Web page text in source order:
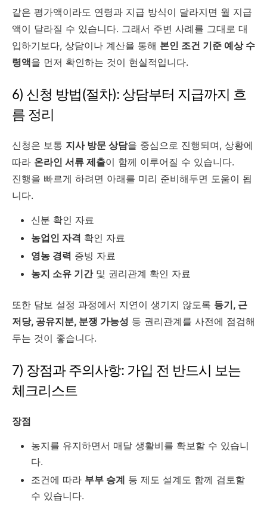
같은 평가액이라도 연령과 지급 방식이 달라지면 월 지급
액이 달라질 수 있습니다. 그래서 주변 사례를 그대로 대
입하기보다, 상담이나 계산을 통해 본인 조건 기준 예상 수
령액을 먼저 확인하는 것이 현실적입니다.
6) 신청 방법(절차): 상담부터 지급까지 흐
름 정리
신청은 보통 지사 방문 상담을 중심으로 진행되며, 상황에
따라 온라인 서류 제출이 함께 이루어질 수 있습니다.
진행을 빠르게 하려면 아래를 미리 준비해두면 도움이 됩
니다.
신분 확인 자료
농업인 자격 확인 자료
영농 경력 증빙 자료
농지 소유 기간및 권리관계 확인 자료
또한 담보 설정 과정에서 지연이 생기지 않도록 등기, 근
저당, 공유지분, 분쟁 가능성 등 권리관계를 사전에 점검해
두는 것이 좋습니다.
7) 장점과 주의사항: 가입 전 반드시 보는
체크리스트
장점
농지를 유지하면서 매달 생활비를 확보할 수 있습니
다.
조건에 따라 부부 승계 등 제도 설계도 함께 검토할
수 있습니다.